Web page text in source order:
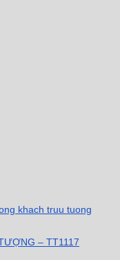
– TT1117